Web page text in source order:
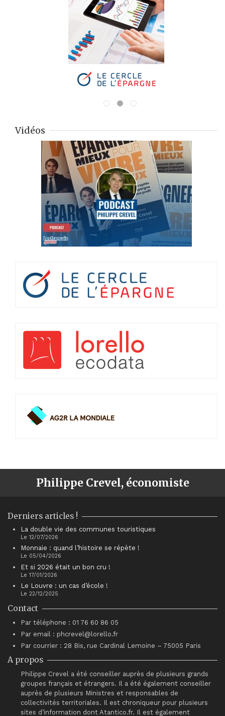
Vidéos
Philippe Crevel, économiste
Derniers articles !
La double vie des communes touristiques
Le 12/07/2026
Monnaie : quand l’histoire se répète !
Le 05/04/2026
Et si 2026 était un bon cru !
Le 17/01/2026
Le Louvre : un cas d’école !
Le 22/12/2025
Contact
Par téléphone : 01 76 60 86 05
Par email : phcrevel@lorello.fr
Par courrier : 28 Bis, rue Cardinal Lemoine – 75005 Paris
A propos
Philippe Crevel a été conseiller auprès de plusieurs grands
groupes français et étrangers. Il a été également conseiller
auprès de plusieurs Ministres et responsables de
collectivités territoriales. Il est chroniqueur pour plusieurs
sites d’information dont Atantico.fr. Il est également